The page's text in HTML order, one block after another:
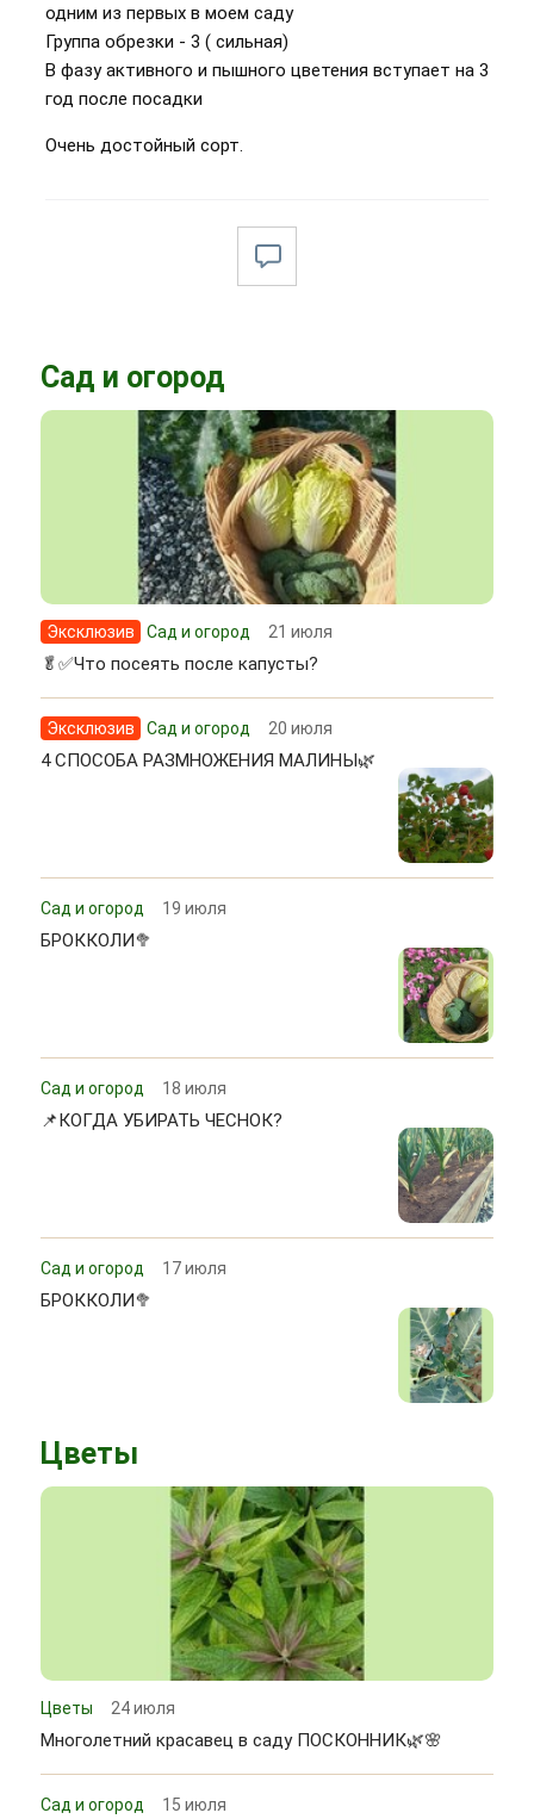
одним из первых в моем саду
Группа обрезки - 3 ( сильная)
В фазу активного и пышного цветения вступает на 3
год после посадки
Очень достойный сорт.
Сад и огород
Эксклюзив Сад и огород 21 июля
🥬✅Что посеять после капусты?
Эксклюзив Сад и огород 20 июля
4 СПОСОБА РАЗМНОЖЕНИЯ МАЛИНЫ🌿
Сад и огород 19 июля
БРОККОЛИ🥦
Сад и огород 18 июля
📌КОГДА УБИРАТЬ ЧЕСНОК?
Сад и огород 17 июля
БРОККОЛИ🥦
Цветы
Цветы 24 июля
Многолетний красавец в саду ПОСКОННИК🌿🌸
Сад и огород 15 июля